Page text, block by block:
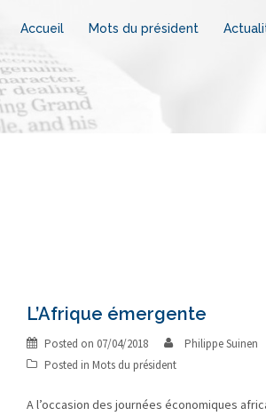
Accueil Mots du président
L’Afrique émergente
Posted on 07/04/2018
Philippe Suinen
Posted in Mots du président
A l’occasion des journées économiques